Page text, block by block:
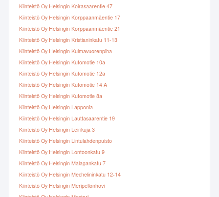
Kiinteistö Oy Helsingin Koirasaarentie 47
Kiinteistö Oy Helsingin Korppaanmäentie 17
Kiinteistö Oy Helsingin Korppaanmäentie 21
Kiinteistö Oy Helsingin Kristianinkatu 11-13
Kiinteistö Oy Helsingin Kulmavuorenpiha
Kiinteistö Oy Helsingin Kutomotie 10a
Kiinteistö Oy Helsingin Kutomotie 12a
Kiinteistö Oy Helsingin Kutomotie 14 A
Kiinteistö Oy Helsingin Kutomotie 8a
Kiinteistö Oy Helsingin Lapponia
Kiinteistö Oy Helsingin Lauttasaarentie 19
Kiinteistö Oy Helsingin Leirikuja 3
Kiinteistö Oy Helsingin Lintulahdenpuisto
Kiinteistö Oy Helsingin Lontoonkatu 9
Kiinteistö Oy Helsingin Malagankatu 7
Kiinteistö Oy Helsingin Mechelininkatu 12-14
Kiinteistö Oy Helsingin Meripellonhovi